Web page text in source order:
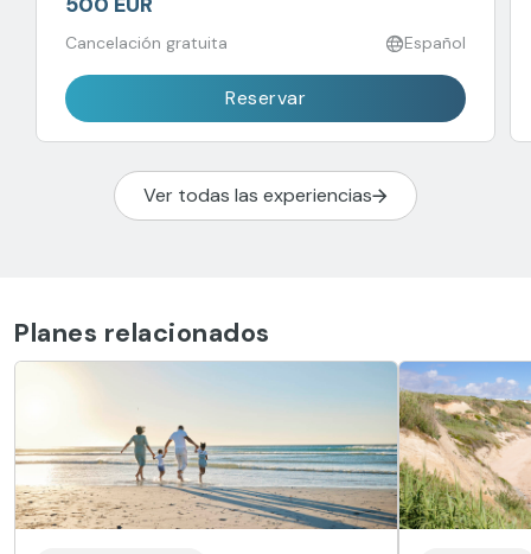
Cancelación gratuita Español
Reservar
Ver todas las experiencias
Planes relacionados